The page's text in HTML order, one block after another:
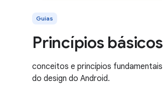
Guias
Princípios básicos
conceitos e princípios fundamentais
do design do Android.